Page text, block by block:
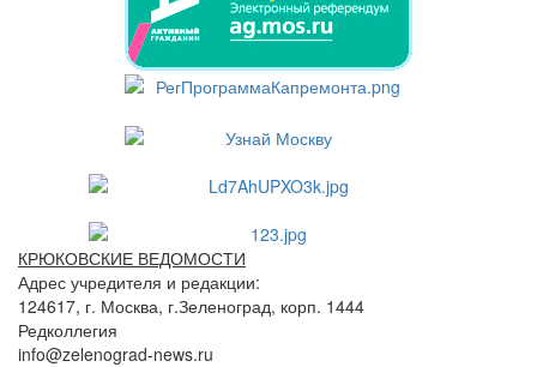
КРЮКОВСКИЕ ВЕДОМОСТИ
Адрес учредителя и редакции:
124617, г. Москва, г.Зеленоград, корп. 1444
Редколлегия
info@zelenograd-news.ru